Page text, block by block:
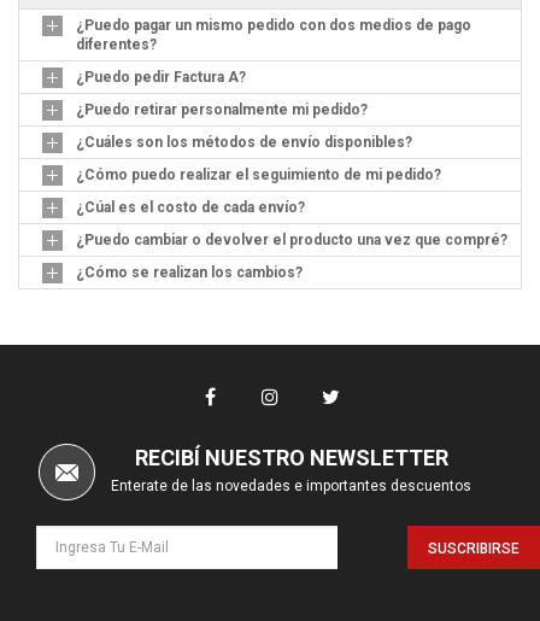
¿Puedo pagar un mismo pedido con dos medios de pago
diferentes?
¿Puedo pedir Factura A?
¿Puedo retirar personalmente mi pedido?
¿Cuáles son los métodos de envío disponibles?
¿Cómo puedo realizar el seguimiento de mi pedido?
¿Cúal es el costo de cada envío?
¿Puedo cambiar o devolver el producto una vez que compré?
¿Cómo se realizan los cambios?
RECIBÍ NUESTRO NEWSLETTER
Enterate de las novedades e importantes descuentos
SUSCRIBIRSE